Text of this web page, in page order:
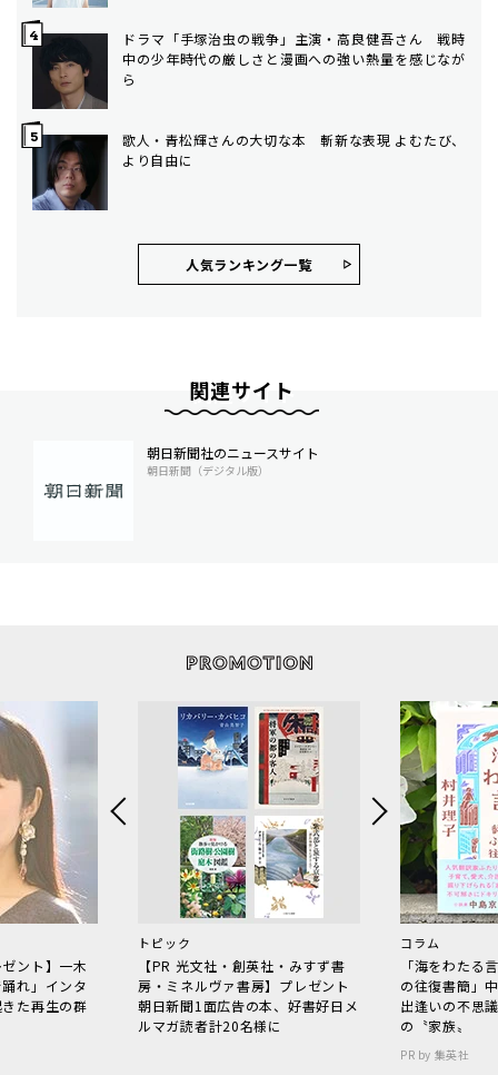
ドラマ「手塚治虫の戦争」主演・高良健吾さん 戦時
中の少年時代の厳しさと漫画への強い熱量を感じなが
ら
歌人・青松輝さんの大切な本 斬新な表現 よむたび、
より自由に
人気ランキング⼀覧
関連サイト
朝日新聞社のニュースサイト
朝日新聞（デジタル版）
ント】一木
れ」インタ
た再生の群
トピック
【PR 光文社・創英社・みすず書
房・ミネルヴァ書房】プレゼント
朝日新聞1面広告の本、好書好日メ
ルマガ読者計20名様に
コラム
「海をわた
の往復書簡」
出逢いの不思
の〝家族〟
PR by 集英社